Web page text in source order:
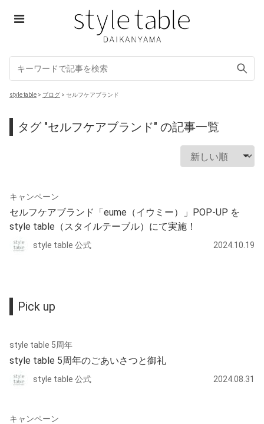
Skip
style table > ブログ > セルフケアブランド
タグ "セルフケアブランド" の記事一覧
キャンペーン
セルフケアブランド「eume（イウミー）」POP-UP を
style table（スタイルテーブル）にて実施！
style table 公式 2024.10.19
Pick up
style table 5周年
style table 5周年のごあいさつと御礼
style table 公式 2024.08.31
キャンペーン